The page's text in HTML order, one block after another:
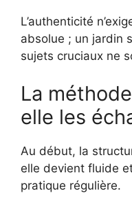
L’authenticité
absolue ; un jardin
sujets cruciaux ne
La
elle les
Au début, la
elle devient fluide
pratique régulière.